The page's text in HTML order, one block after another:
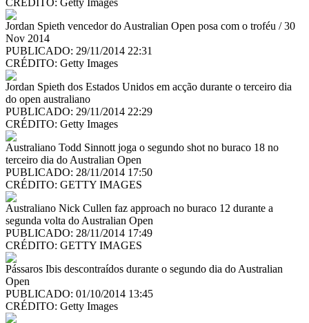
CRÉDITO: Getty Images
Jordan Spieth vencedor do Australian Open posa com o troféu / 30
Nov 2014
PUBLICADO: 29/11/2014 22:31
CRÉDITO: Getty Images
Jordan Spieth dos Estados Unidos em acção durante o terceiro dia
do open australiano
PUBLICADO: 29/11/2014 22:29
CRÉDITO: Getty Images
Australiano Todd Sinnott joga o segundo shot no buraco 18 no
terceiro dia do Australian Open
PUBLICADO: 28/11/2014 17:50
CRÉDITO: GETTY IMAGES
Australiano Nick Cullen faz approach no buraco 12 durante a
segunda volta do Australian Open
PUBLICADO: 28/11/2014 17:49
CRÉDITO: GETTY IMAGES
Pássaros Ibis descontraídos durante o segundo dia do Australian
Open
PUBLICADO: 01/10/2014 13:45
CRÉDITO: Getty Images